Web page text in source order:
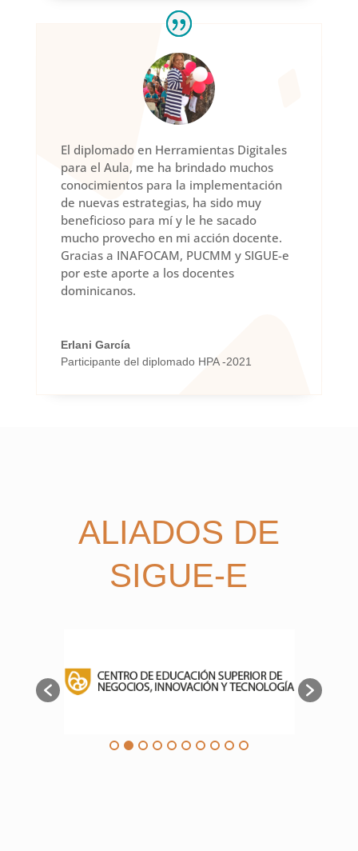
El diplomado en Herramientas Digitales
para el Aula, me ha brindado muchos
conocimientos para la implementación
de nuevas estrategias, ha sido muy
beneficioso para mí y le he sacado
mucho provecho en mi acción docente.
Gracias a INAFOCAM, PUCMM y SIGUE-e
por este aporte a los docentes
dominicanos.
Erlani García
Participante del diplomado HPA -2021
ALIADOS DE
SIGUE-E